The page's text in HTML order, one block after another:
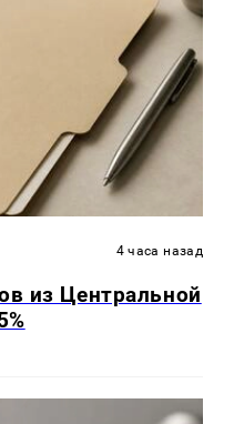
4 часа назад
из Центральной